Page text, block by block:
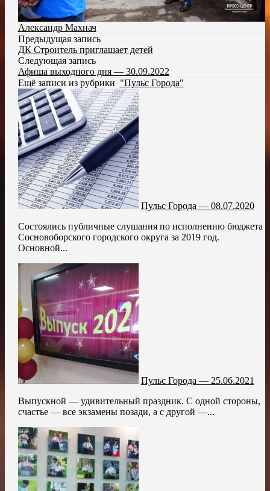
Александр Махнач
Предыдущая запись
ДК Строитель приглашает детей
Следующая запись
Афиша выходного дня — 30.09.2022
Ещё записи из рубрики "Пульс Города"
Пульс Города — 08.07.2020
Состоялись публичные слушания по исполнению бюджета
Сосновоборского городского округа за 2019 год.
Основной...
Пульс Города — 25.06.2021
Выпускной — удивительный праздник. С одной стороны,
счастье — все экзамены позади, а с другой —...